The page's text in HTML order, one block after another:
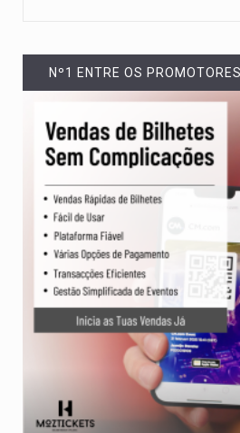
Nº1 ENTRE OS